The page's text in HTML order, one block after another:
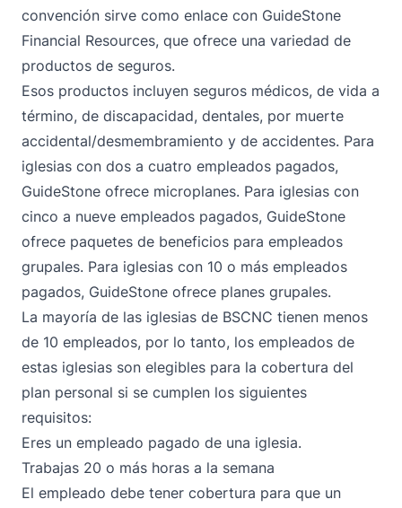
convención sirve como enlace con GuideStone
Financial Resources, que ofrece una variedad de
productos de seguros.
Esos productos incluyen seguros médicos, de vida a
término, de discapacidad, dentales, por muerte
accidental/desmembramiento y de accidentes. Para
iglesias con dos a cuatro empleados pagados,
GuideStone ofrece microplanes. Para iglesias con
cinco a nueve empleados pagados, GuideStone
ofrece paquetes de beneficios para empleados
grupales. Para iglesias con 10 o más empleados
pagados, GuideStone ofrece planes grupales.
La mayoría de las iglesias de BSCNC tienen menos
de 10 empleados, por lo tanto, los empleados de
estas iglesias son elegibles para la cobertura del
plan personal si se cumplen los siguientes
requisitos:
Eres un empleado pagado de una iglesia.
Trabajas 20 o más horas a la semana
El empleado debe tener cobertura para que un